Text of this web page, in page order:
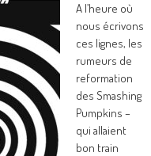
A l’heure où
nous écrivons
ces lignes, les
rumeurs de
reformation
des Smashing
Pumpkins –
qui allaient
bon train